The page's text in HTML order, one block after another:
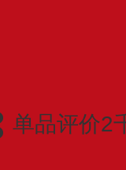
单品评价2